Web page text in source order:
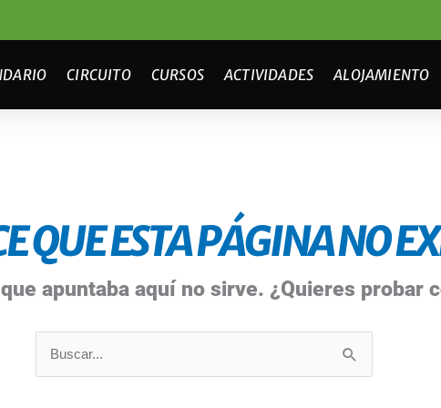
CIRCUITO CURSOS ACTIVIDADES ALOJAMIENTO
QUE ESTA PÁGINA NO
apuntaba aquí no sirve. ¿Quieres probar
Buscar
por: